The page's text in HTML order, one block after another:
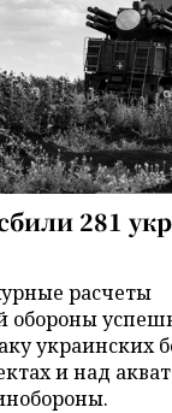
281
расчеты
обороны
украинских
и над